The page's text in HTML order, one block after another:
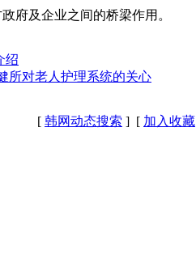
及企业之间的桥梁作用。
绍
所对老人护理系统的关心
[ 韩网动态搜索 ] [ 加入收藏